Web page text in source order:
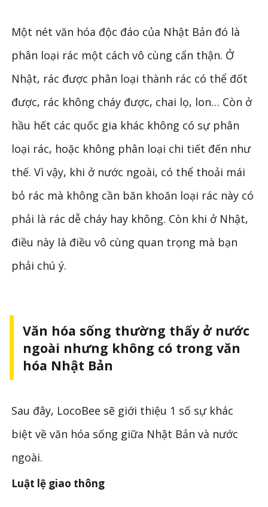
Một nét văn hóa độc đáo của Nhật Bản đó là
phân loại rác một cách vô cùng cẩn thận. Ở
Nhật, rác được phân loại thành rác có thể đốt
được, rác không cháy được, chai lọ, lon… Còn ở
hầu hết các quốc gia khác không có sự phân
loại rác, hoặc không phân loại chi tiết đến như
thế. Vì vậy, khi ở nước ngoài, có thể thoải mái
bỏ rác mà không cần băn khoăn loại rác này có
phải là rác dễ cháy hay không. Còn khi ở Nhật,
điều này là điều vô cùng quan trọng mà bạn
phải chú ý.
Văn hóa sống thường thấy ở nước
ngoài nhưng không có trong văn
hóa Nhật Bản
Sau đây, LocoBee sẽ giới thiệu 1 số sự khác
biệt về văn hóa sống giữa Nhật Bản và nước
ngoài.
Luật lệ giao thông